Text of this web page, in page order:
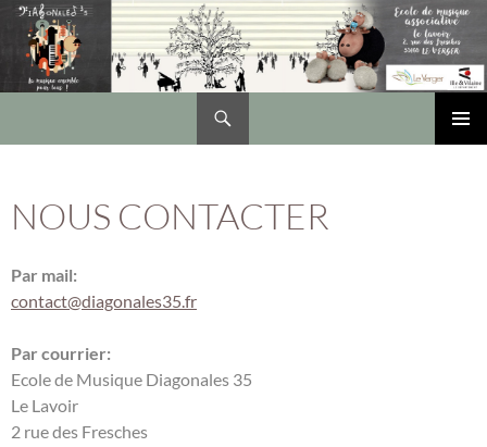
DIAGONALES 35
NOUS CONTACTER
Par mail:
contact@diagonales35.fr
Par courrier:
Ecole de Musique Diagonales 35
Le Lavoir
2 rue des Fresches